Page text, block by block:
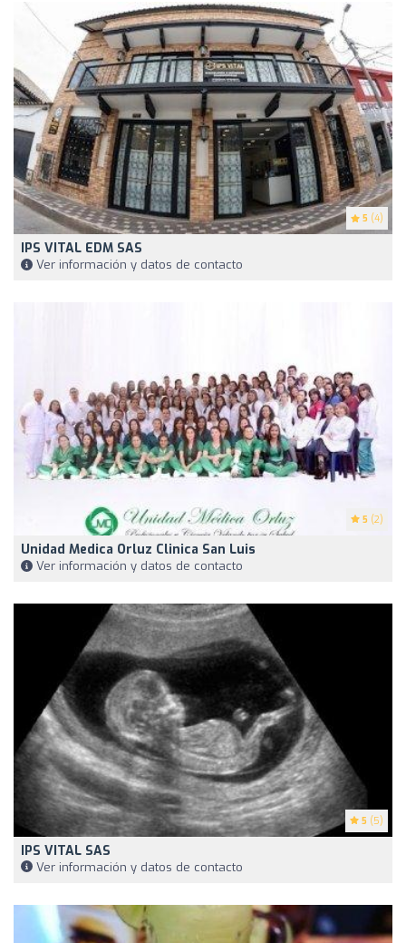
5 (4)
IPS VITAL EDM SAS
Ver información y datos de contacto
5 (2)
Unidad Medica Orluz Clinica San Luis
Ver información y datos de contacto
5 (5)
IPS VITAL SAS
Ver información y datos de contacto